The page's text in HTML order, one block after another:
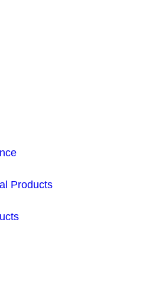
Products